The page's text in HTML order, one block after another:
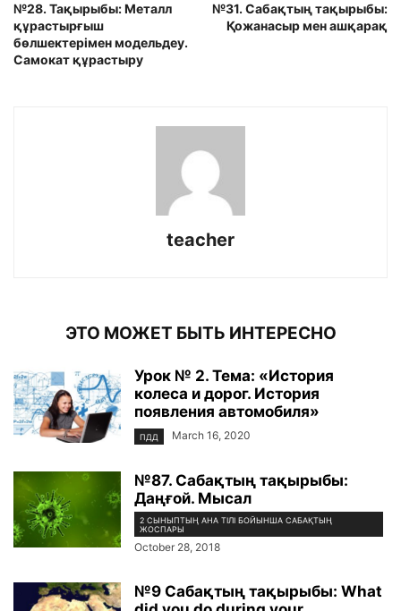
№28. Тақырыбы: Металл
құрастырғыш
бөлшектерімен модельдеу.
Самокат құрастыру
№31. Сабақтың тақырыбы:
Қожанасыр мен ашқарақ
teacher
ЭТО МОЖЕТ БЫТЬ ИНТЕРЕСНО
Урок № 2. Тема: «История
колеса и дорог. История
появления автомобиля»
ПДД March 16, 2020
№87. Сабақтың тақырыбы:
Даңғой. Мысал
2 СЫНЫПТЫҢ АНА ТІЛІ БОЙЫНША САБАҚТЫҢ
ЖОСПАРЫ
October 28, 2018
№9 Сабақтың тақырыбы: What